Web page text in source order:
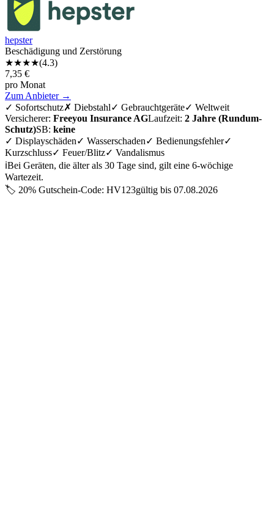
hepster
Beschädigung und Zerstörung
★★★★(4.3)
7,35 €
pro Monat
Zum Anbieter →
✓ Sofortschutz✗ Diebstahl✓ Gebrauchtgeräte✓ Weltweit
Versicherer: Freeyou Insurance AGLaufzeit: 2 Jahre (Rundum-
Schutz)SB: keine
✓ Displayschäden✓ Wasserschaden✓ Bedienungsfehler✓
Kurzschluss✓ Feuer/Blitz✓ Vandalismus
ℹ️Bei Geräten, die älter als 30 Tage sind, gilt eine 6-wöchige
Wartezeit.
🏷️ 20% Gutschein-Code: HV123gültig bis 07.08.2026